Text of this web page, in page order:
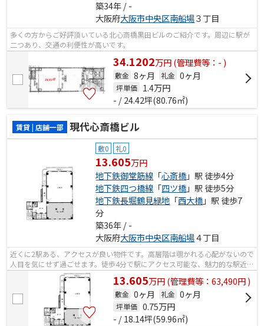
築34年 / -
大阪府大阪市中央区南船場３丁目
多くの方からご好評頂いている北心斎橋黒田ビルのご紹介です。周辺に駅が
二つあり、交通の利便性が高いです。
34.1202万円(管理費等：- )
敷金 8ヶ月 礼金 0ヶ月
坪単価 1.4万円
- / 24.42坪(80.76㎡)
賃貸 | 店舗一部 現代心斎橋ビル
敷0 礼0
13.605万円
地下鉄御堂筋線 「心斎橋」駅 徒歩4分
地下鉄四つ橋線 「四ツ橋」駅 徒歩5分
地下鉄長堀鶴見緑地 「西大橋」駅 徒歩7
分
築36年 / -
大阪府大阪市中央区南船場４丁目
近くに2駅ある、アクセスが良い物件です。高層階は覗かれる心配がないので
人目を気にせず過ごせます。徒歩4分で駅にアクセス可能な、魅力的な駅近物
件です。エレベーターが2基あります。
13.605万円(管理費等：63,490円 )
敷金 0ヶ月 礼金 0ヶ月
坪単価 0.75万円
- / 18.14坪(59.96㎡)